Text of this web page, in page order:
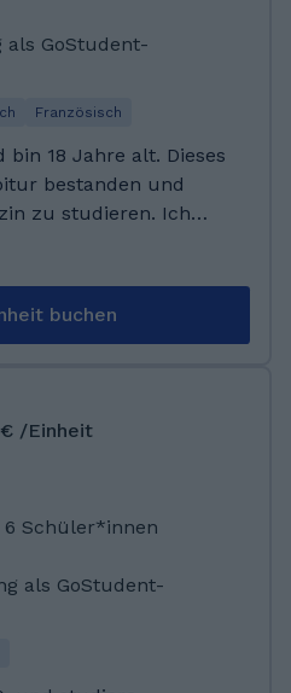
GoStudent-
Französisch
18 Jahre alt. Dieses
bestanden und
zu studieren. Ich
Französische
Schwestern
Solingen besucht.
einem sehr guten
Prüfungsfächer
Biologie und
meiner
zusätzlich das DELF-
buchen
/Einheit
6 Schüler*innen
als GoStudent-